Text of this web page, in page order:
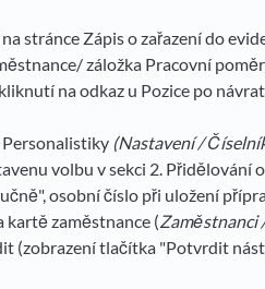
stránce Zápis o zařazení do
záložka Pracovní
na odkaz u Pozice po
Personalistiky (Nastavení /
volbu v sekci 2. Přidělování
osobní číslo při uložení
kartě zaměstnance (Zaměstnanci
(zobrazení tlačítka "Potvrdit